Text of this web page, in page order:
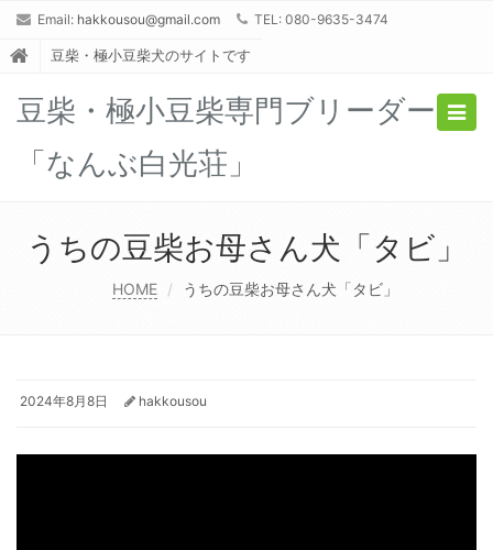
Email: hakkousou@gmail.com TEL: 080-9635-3474
豆柴・極小豆柴犬のサイトです
豆柴・極小豆柴専門ブリーダー
「なんぶ白光荘」
うちの豆柴お母さん犬「タビ」
HOME うちの豆柴お母さん犬「タビ」
2024年8月8日 hakkousou